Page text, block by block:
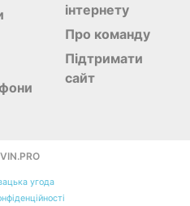
інтернету
Про команду
Підтримати
сайт
угода